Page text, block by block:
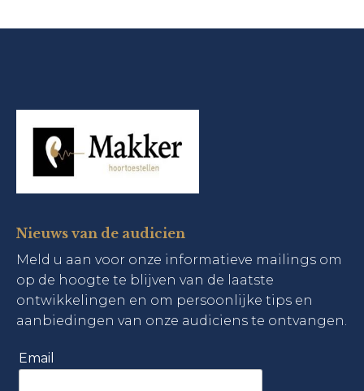
Nieuws van de audicien
Meld u aan voor onze informatieve mailings om
op de hoogte te blijven van de laatste
ontwikkelingen en om persoonlijke tips en
aanbiedingen van onze audiciens te ontvangen.
Email